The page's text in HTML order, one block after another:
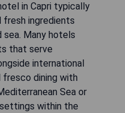
in Capri typically
fresh ingredients
Many hotels
that serve
international
fresco dining with
Sea or
within the